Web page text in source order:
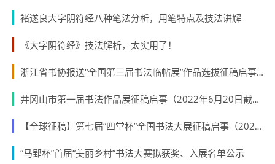
褚遂良大字阴符经八种笔法分析，用笔特点及技法讲解
《大字阴符经》技法解析，太实用了！
浙江省书协报送“全国第三届书法临帖展”作品选拔征稿启事（2022年6月15日截稿）
井冈山市第一届书法作品展征稿启事（2022年6月20日截稿）
【全球征稿】第七届“四堂杯”全国书法大展征稿启事（2022年7月20日截稿）
“马郢杯”首届“美丽乡村”书法大赛拟获奖、入展名单公示